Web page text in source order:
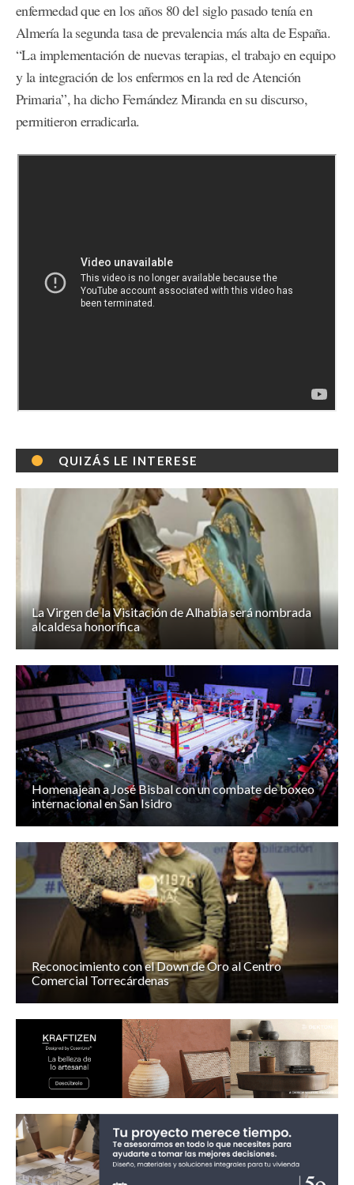
enfermedad que en los años 80 del siglo pasado tenía en
Almería la segunda tasa de prevalencia más alta de España.
“La implementación de nuevas terapias, el trabajo en equipo
y la integración de los enfermos en la red de Atención
Primaria”, ha dicho Fernández Miranda en su discurso,
permitieron erradicarla.
QUIZÁS LE INTERESE
La Virgen de la Visitación de Alhabia será nombrada
alcaldesa honorífica
Homenajean a José Bisbal con un combate de boxeo
internacional en San Isidro
Reconocimiento con el Down de Oro al Centro
Comercial Torrecárdenas